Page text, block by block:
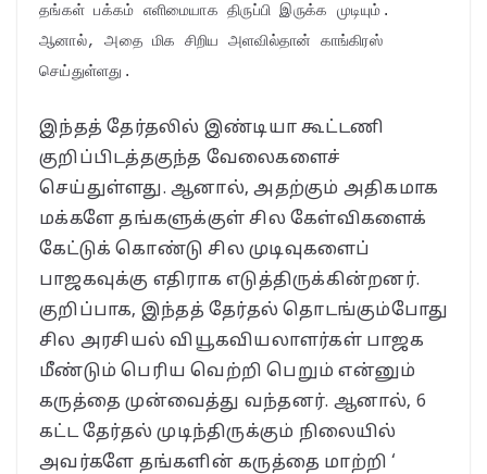
தங்கள் பக்கம் எளிமையாக திருப்பி இருக்க முடியும்.
ஆனால், அதை மிக சிறிய அளவில்தான் காங்கிரஸ்
செய்துள்ளது.
இந்தத் தேர்தலில் இண்டியா கூட்டணி
குறிப்பிடத்தகுந்த வேலைகளைச்
செய்துள்ளது. ஆனால், அதற்கும் அதிகமாக
மக்களே தங்களுக்குள் சில கேள்விகளைக்
கேட்டுக் கொண்டு சில முடிவுகளைப்
பாஜகவுக்கு எதிராக எடுத்திருக்கின்றனர்.
குறிப்பாக, இந்தத் தேர்தல் தொடங்கும்போது
சில அரசியல் வியூகவியலாளர்கள் பாஜக
மீண்டும் பெரிய வெற்றி பெறும் என்னும்
கருத்தை முன்வைத்து வந்தனர். ஆனால், 6
கட்ட தேர்தல் முடிந்திருக்கும் நிலையில்
அவர்களே தங்களின் கருத்தை மாற்றி ‘